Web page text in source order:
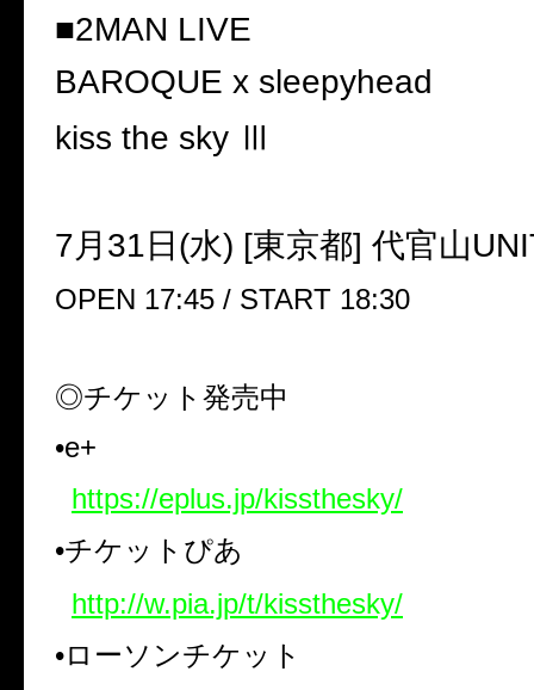
■2MAN LIVE
BAROQUE x sleepyhead
kiss the sky Ⅲ
7月 31 日 (水) [東京都] 代官山
OPEN 17:45 / START 18:30
◎チケット発売中
•e+
https://eplus.jp/kissthesky/
•チケットぴあ
http://w.pia.jp/t/kissthesky/
•ローソンチケット